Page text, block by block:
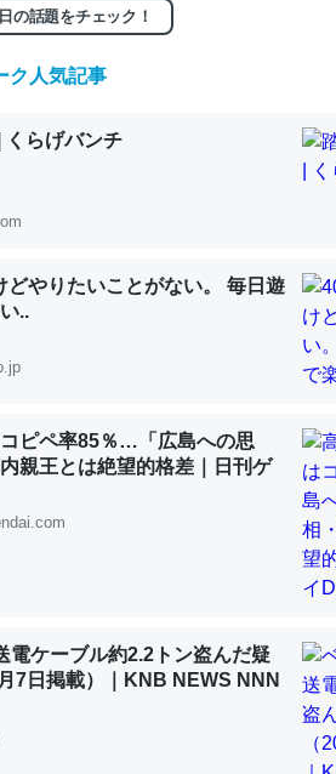
クンだと英語小説100ページ分くらい。
けど、短期記憶というには多い分量。進化
虫学の大問題＝「昆虫はなぜ海にいないのか」に
ウムも酸素も不足してて両方に不利だか
いる鋏角類（カブトガニ・ウミグモ）は
虫学の大問題＝「昆虫はなぜ海にいないのか」に
ウムを大量に使う脊椎動物と貝類は苦労
の話題をチェック！
ク人気記事
くらげバンチ
やりたいことがない。 毎日遊
..
ピペ率85％…「広島への思
親王とは絶望的格差｜日刊ゲ
ケーブル約2.2トン盗んだ疑
7日掲載）｜KNB NEWS NNN